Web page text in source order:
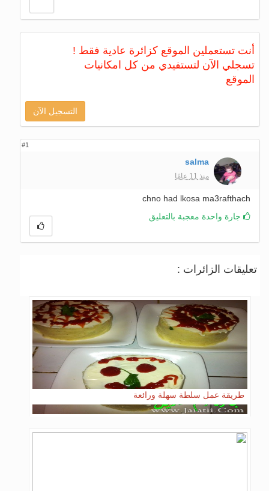
أنت تستعملين الموقع كزائرة عادية فقط !
تسجلي الآن لتستفيدي من كل امكانيات
الموقع
التسجيل الآن
#1
salma
منذ 11 عامًا
chno had lkosa ma3rafthach
جارة واحدة معجبة بالتعليق
تعليقات الزائرات :
طريقة عمل سلطة سهلة ورائعة